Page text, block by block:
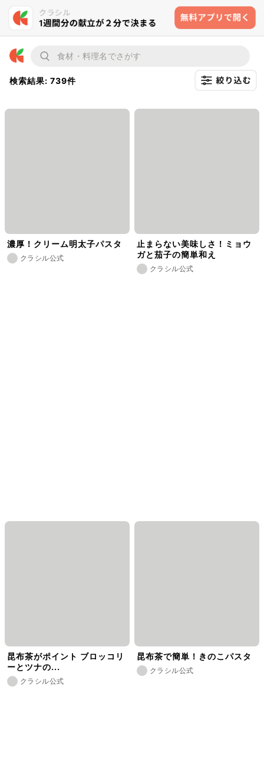
検索結果: 739件
濃厚！クリーム明太子パスタ
クラシル公式
止まらない美味しさ！ミョウ
ガと茄子の簡単和え
クラシル公式
昆布茶がポイント ブロッコリ
ーとツナの...
クラシル公式
昆布茶で簡単！きのこパスタ
クラシル公式